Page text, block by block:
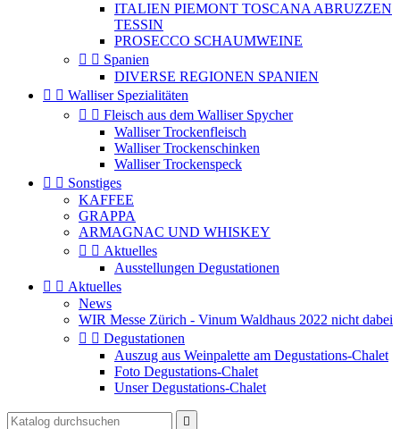
ITALIEN PIEMONT TOSCANA ABRUZZEN
TESSIN
PROSECCO SCHAUMWEINE
  Spanien
DIVERSE REGIONEN SPANIEN
  Walliser Spezialitäten
  Fleisch aus dem Walliser Spycher
Walliser Trockenfleisch
Walliser Trockenschinken
Walliser Trockenspeck
  Sonstiges
KAFFEE
GRAPPA
ARMAGNAC UND WHISKEY
  Aktuelles
Ausstellungen Degustationen
  Aktuelles
News
WIR Messe Zürich - Vinum Waldhaus 2022 nicht dabei
  Degustationen
Auszug aus Weinpalette am Degustations-Chalet
Foto Degustations-Chalet
Unser Degustations-Chalet
